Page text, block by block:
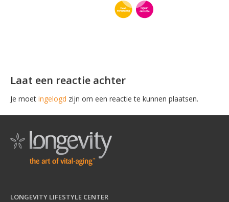
Laat een reactie achter
Je moet ingelogd zijn om een reactie te kunnen plaatsen.
LONGEVITY LIFESTYLE CENTER